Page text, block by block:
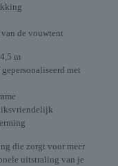
de vouwtent
m
met
die zorgt voor meer
uitstraling van je